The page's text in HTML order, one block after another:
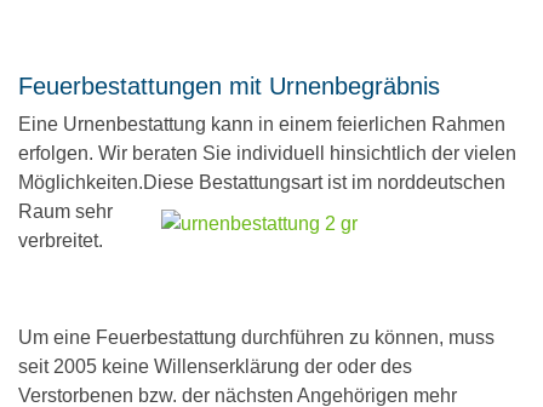
Feuerbestattungen mit Urnenbegräbnis
Eine Urnenbestattung kann in einem feierlichen Rahmen
erfolgen. Wir beraten Sie individuell hinsichtlich der vielen
Möglichkeiten.Diese Bestattungsart ist im norddeutschen
Raum sehr
verbreitet.
Um eine Feuerbestattung durchführen zu können, muss
seit 2005 keine Willenserklärung der oder des
Verstorbenen bzw. der nächsten Angehörigen mehr